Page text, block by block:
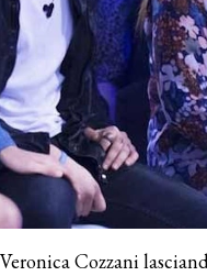
Cozzani